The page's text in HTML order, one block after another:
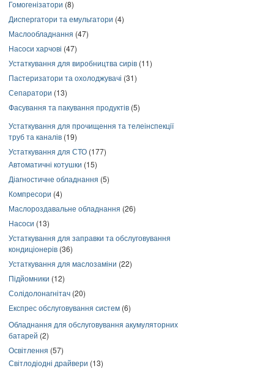
Гомогенізатори (8)
Диспергатори та емульгатори (4)
Маслообладнання (47)
Насоси харчові (47)
Устаткування для виробництва сирів (11)
Пастеризатори та охолоджувачі (31)
Сепаратори (13)
Фасування та пакування продуктів (5)
Устаткування для прочищення та телеінспекції
труб та каналів (19)
Устаткування для СТО (177)
Автоматичні котушки (15)
Діагностичне обладнання (5)
Компресори (4)
Маслороздавальне обладнання (26)
Насоси (13)
Устаткування для заправки та обслуговування
кондиціонерів (36)
Устаткування для маслозаміни (22)
Підйомники (12)
Солідолонагнітач (20)
Експрес обслуговування систем (6)
Обладнання для обслуговування акумуляторних
батарей (2)
Освітлення (57)
Світлодіодні драйвери (13)